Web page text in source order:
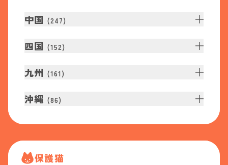
中国 (247)
四国 (152)
九州 (161 )
沖縄 (86)
保護猫